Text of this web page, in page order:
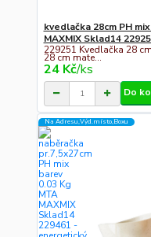
kvedlačka 28cm PH
MAXMIX Sklad14
229251 Kvedlačka 28
28 cm mate...
24 Kč/ks
Do
Na Adresu,Výd.místo,Boxu